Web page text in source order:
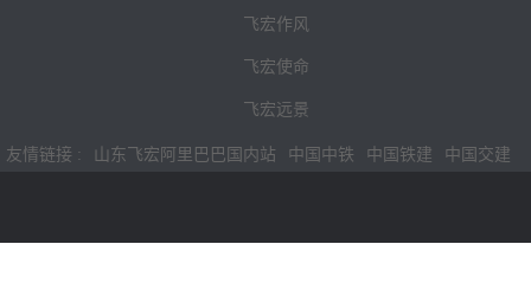
飞宏作风
飞宏使命
飞宏远景
友情链接 : 山东飞宏阿里巴巴国内站 中国中铁 中国铁建 中国交建